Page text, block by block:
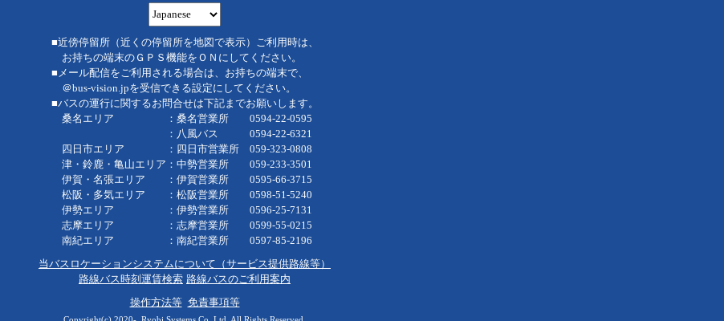
■近傍停留所（近くの停留所を地図で表示）ご利用時は、
お持ちの端末のＧＰＳ機能をＯＮにしてください。
■メール配信をご利用される場合は、お持ちの端末で、
＠bus-vision.jpを受信できる設定にしてください。
■バスの運行に関するお問合せは下記までお願いします。
桑名エリア ：桑名営業所 0594-22-0595
：八風バス 0594-22-6321
四日市エリア ：四日市営業所 059-323-0808
津・鈴鹿・亀山エリア：中勢営業所 059-233-3501
伊賀・名張エリア ：伊賀営業所 0595-66-3715
松阪・多気エリア ：松阪営業所 0598-51-5240
伊勢エリア ：伊勢営業所 0596-25-7131
志摩エリア ：志摩営業所 0599-55-0215
南紀エリア ：南紀営業所 0597-85-2196
当バスロケーションシステムについて（サービス提供路線等）
路線バス時刻運賃検索 路線バスのご利用案内
操作方法等 免責事項等